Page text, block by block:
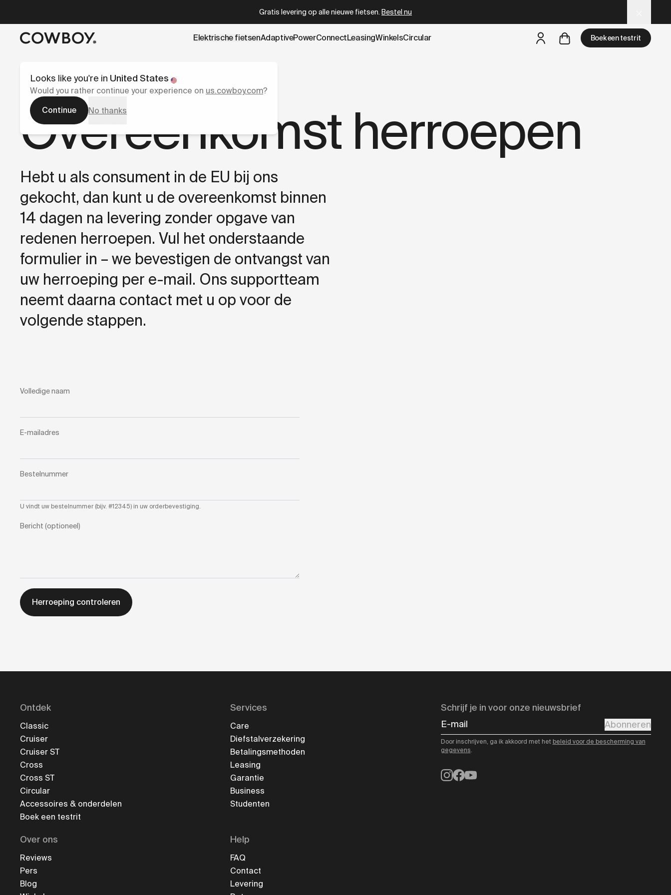
Gratis levering op alle nieuwe fietsen. Bestel nu
Elektrische fietsenAdaptivePowerConnectLeasingWinkelsCircular Boek een testrit
Overeenkomst herroepen
Hebt u als consument in de EU bij ons
gekocht, dan kunt u de overeenkomst binnen
14 dagen na levering zonder opgave van
redenen herroepen. Vul het onderstaande
formulier in – we bevestigen de ontvangst van
uw herroeping per e-mail. Ons supportteam
neemt daarna contact met u op voor de
volgende stappen.
Volledige naam
E-mailadres
Bestelnummer
U vindt uw bestelnummer (bijv. #12345) in uw orderbevestiging.
Bericht (optioneel)
Herroeping controleren
Ontdek
Classic
Cruiser
Cruiser ST
Cross
Cross ST
Circular
Accessoires & onderdelen
Boek een testrit
Services
Care
Diefstalverzekering
Betalingsmethoden
Leasing
Garantie
Business
Studenten
Over ons
Reviews
Pers
Blog
Help
FAQ
Contact
Levering
Schrijf je in voor onze nieuwsbrief
E-mail
Abonneren
Door inschrijven, ga ik akkoord met het beleid voor de bescherming van
gegevens.
Instagram
Facebook
YouTube
Looks like you're in United States
Would you rather continue your experience on us.cowboy.com?
Continue
No thanks